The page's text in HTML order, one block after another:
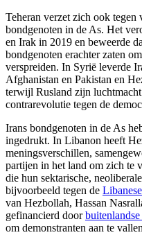
Teheran verzet zich ook tegen
bondgenoten in de As. Het
en Irak in 2019 en beweerde
bondgenoten erachter zaten
verspreiden. In Syrië leverde
Afghanistan en Pakistan en
terwijl Rusland zijn
contrarevolutie tegen de
Irans bondgenoten in de As
ingedrukt. In Libanon heeft
meningsverschillen,
partijen in het land om zich te
die hun sektarische,
bijvoorbeeld tegen de
van Hezbollah, Hassan
gefinancierd door
om demonstranten aan te